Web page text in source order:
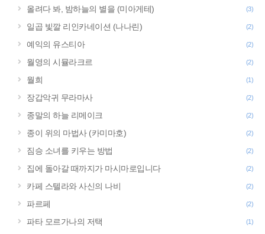
올려다 봐, 밤하늘의 별을 (미아게테) (3)
일곱 빛깔 리인카네이션 (나나린) (2)
예익의 유스티아 (2)
월영의 시뮬라크르 (2)
월희 (1)
장갑악귀 무라마사 (2)
종말의 하늘 리메이크 (2)
종이 위의 마법사 (카미마호) (2)
짐승 소녀를 키우는 방법 (2)
집에 돌아갈 때까지가 마시마로입니다 (2)
카페 스텔라와 사신의 나비 (2)
파르페 (2)
파타 모르가나의 저택 (1)